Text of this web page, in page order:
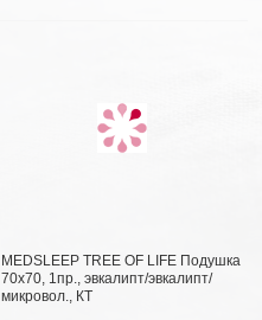
MEDSLEEP TREE OF LIFE Подушка
70х70, 1пр., эвкалипт/эвкалипт/
микровол., КТ